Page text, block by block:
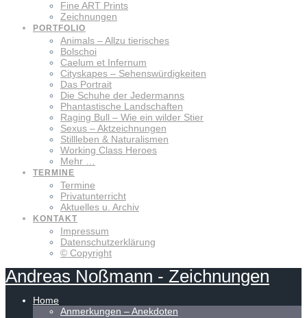
Fine ART Prints
Zeichnungen
PORTFOLIO
Animals – Allzu tierisches
Bolschoi
Caelum et Infernum
Cityskapes – Sehenswürdigkeiten
Das Portrait
Die Schuhe der Jedermanns
Phantastische Landschaften
Raging Bull – Wie ein wilder Stier
Sexus – Aktzeichnungen
Stillleben & Naturalismen
Working Class Heroes
Mehr …
TERMINE
Termine
Privatunterricht
Aktuelles u. Archiv
KONTAKT
Impressum
Datenschutzerklärung
© Copyright
Andreas Noßmann - Zeichnungen
Home
Anmerkungen – Anekdoten